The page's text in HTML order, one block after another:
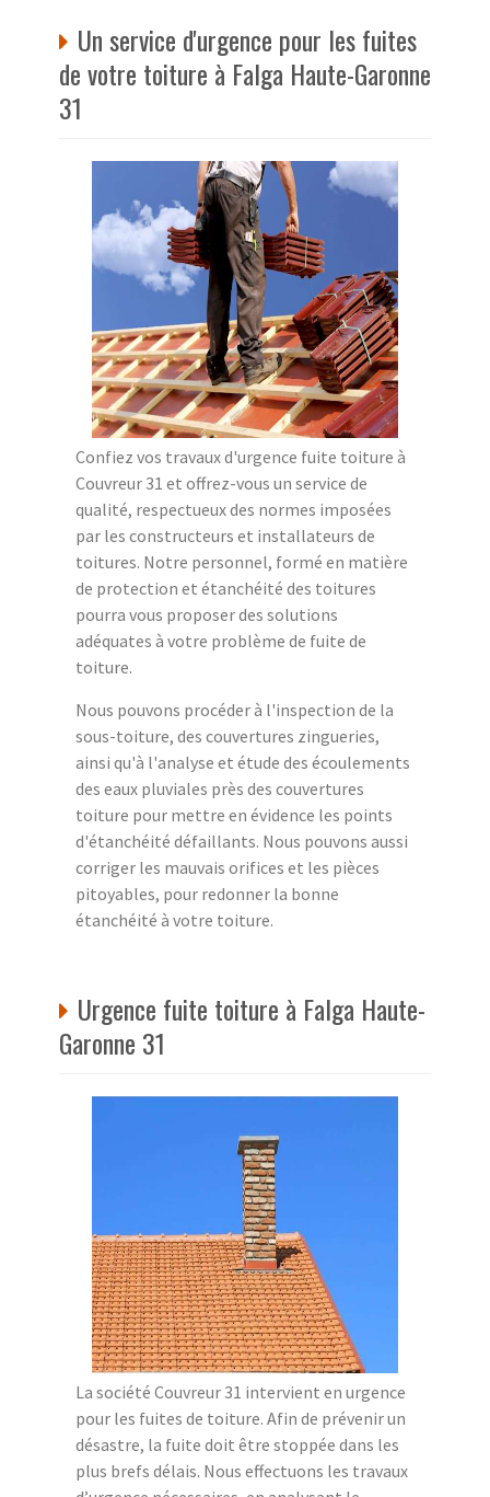
Un service d'urgence pour les fuites
de votre toiture à Falga Haute-Garonne
31
Confiez vos travaux d'urgence fuite toiture à
Couvreur 31 et offrez-vous un service de
qualité, respectueux des normes imposées
par les constructeurs et installateurs de
toitures. Notre personnel, formé en matière
de protection et étanchéité des toitures
pourra vous proposer des solutions
adéquates à votre problème de fuite de
toiture.
Nous pouvons procéder à l'inspection de la
sous-toiture, des couvertures zingueries,
ainsi qu'à l'analyse et étude des écoulements
des eaux pluviales près des couvertures
toiture pour mettre en évidence les points
d'étanchéité défaillants. Nous pouvons aussi
corriger les mauvais orifices et les pièces
pitoyables, pour redonner la bonne
étanchéité à votre toiture.
Urgence fuite toiture à Falga Haute-
Garonne 31
La société Couvreur 31 intervient en urgence
pour les fuites de toiture. Afin de prévenir un
désastre, la fuite doit être stoppée dans les
plus brefs délais. Nous effectuons les travaux